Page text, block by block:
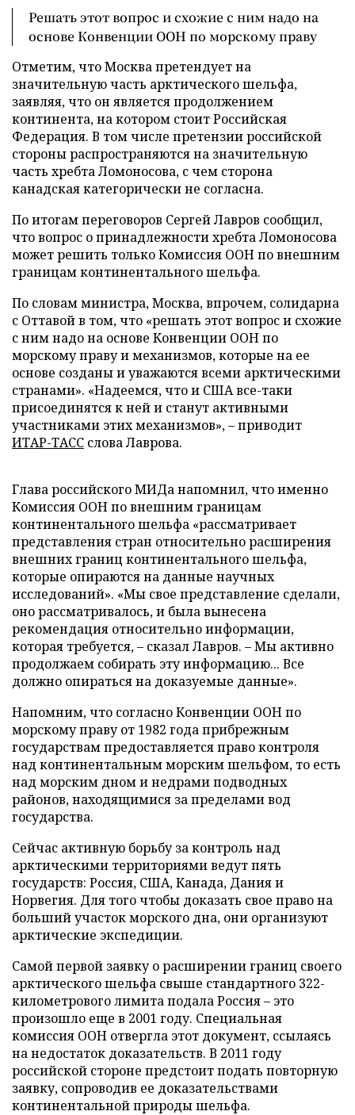
Решать этот вопрос и схожие с ним надо на
основе Конвенции ООН по морскому праву
Отметим, что Москва претендует на
значительную часть арктического шельфа,
заявляя, что он является продолжением
континента, на котором стоит Российская
Федерация. В том числе претензии российской
стороны распространяются на значительную
часть хребта Ломоносова, с чем сторона
канадская категорически не согласна.
По итогам переговоров Сергей Лавров сообщил,
что вопрос о принадлежности хребта Ломоносова
может решить только Комиссия ООН по внешним
границам континентального шельфа.
По словам министра, Москва, впрочем, солидарна
с Оттавой в том, что «решать этот вопрос и схожие
с ним надо на основе Конвенции ООН по
морскому праву и механизмов, которые на ее
основе созданы и уважаются всеми арктическими
странами». «Надеемся, что и США все-таки
присоединятся к ней и станут активными
участниками этих механизмов», – приводит
ИТАР-ТАСС слова Лаврова.
Глава российского МИДа напомнил, что именно
Комиссия ООН по внешним границам
континентального шельфа «рассматривает
представления стран относительно расширения
внешних границ континентального шельфа,
которые опираются на данные научных
исследований». «Мы свое представление сделали,
оно рассматривалось, и была вынесена
рекомендация относительно информации,
которая требуется, – сказал Лавров. – Мы активно
продолжаем собирать эту информацию... Все
должно опираться на доказуемые данные».
Напомним, что согласно Конвенции ООН по
морскому праву от 1982 года прибрежным
государствам предоставляется право контроля
над континентальным морским шельфом, то есть
над морским дном и недрами подводных
районов, находящимися за пределами вод
государства.
Сейчас активную борьбу за контроль над
арктическими территориями ведут пять
государств: Россия, США, Канада, Дания и
Норвегия. Для того чтобы доказать свое право на
больший участок морского дна, они организуют
арктические экспедиции.
Самой первой заявку о расширении границ своего
арктического шельфа свыше стандартного 322-
километрового лимита подала Россия – это
произошло еще в 2001 году. Специальная
комиссия ООН отвергла этот документ, ссылаясь
на недостаток доказательств. В 2011 году
российской стороне предстоит подать повторную
заявку, сопроводив ее доказательствами
континентальной природы шельфа.